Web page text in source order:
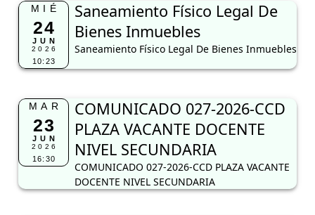
MIÉ
24
JUN
2026
10:23
Saneamiento Físico Legal De
Bienes Inmuebles
Saneamiento Físico Legal De Bienes Inmuebles
MAR
23
JUN
2026
16:30
COMUNICADO 027-2026-CCD
PLAZA VACANTE DOCENTE
NIVEL SECUNDARIA
COMUNICADO 027-2026-CCD PLAZA VACANTE
DOCENTE NIVEL SECUNDARIA